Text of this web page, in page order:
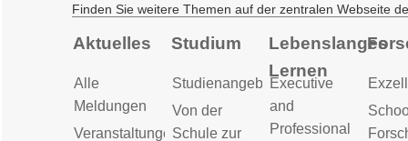
Finden Sie weitere Themen auf der zentralen Webseite
Aktuelles
Alle
Meldungen
Veranstaltungen
Studium
Studienangebot
Von der
Schule zur
Lebenslanges
Lernen
Executive
and
Professional